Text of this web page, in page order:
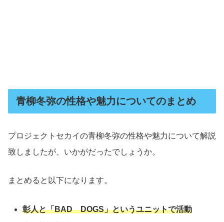
青柳冬弥の性格や魅力についてのまとめ
プロジェクトセカイの青柳冬弥の性格や魅力について解説
致しましたが、いかがだったでしょうか。
まとめると以下になります。
彰人と「BAD DOGS」というユニットで活動